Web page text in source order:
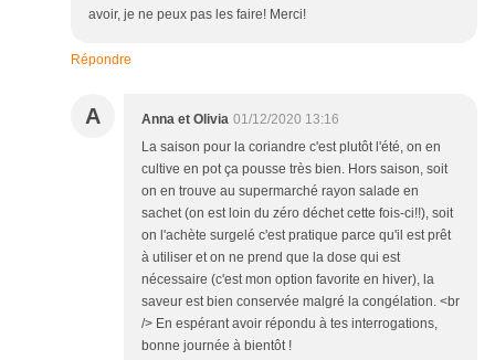
avoir, je ne peux pas les faire! Merci!
Répondre
A Anna et Olivia 01/12/2020 13:16
La saison pour la coriandre c'est plutôt l'été, on en
cultive en pot ça pousse très bien. Hors saison, soit
on en trouve au supermarché rayon salade en
sachet (on est loin du zéro déchet cette fois-ci!!), soit
on l'achète surgelé c'est pratique parce qu'il est prêt
à utiliser et on ne prend que la dose qui est
nécessaire (c'est mon option favorite en hiver), la
saveur est bien conservée malgré la congélation. <br
/> En espérant avoir répondu à tes interrogations,
bonne journée à bientôt !